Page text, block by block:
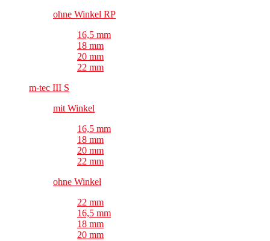
ohne Winkel RP
16,5 mm
18 mm
20 mm
22 mm
m-tec III S
mit Winkel
16,5 mm
18 mm
20 mm
22 mm
ohne Winkel
22 mm
16,5 mm
18 mm
20 mm